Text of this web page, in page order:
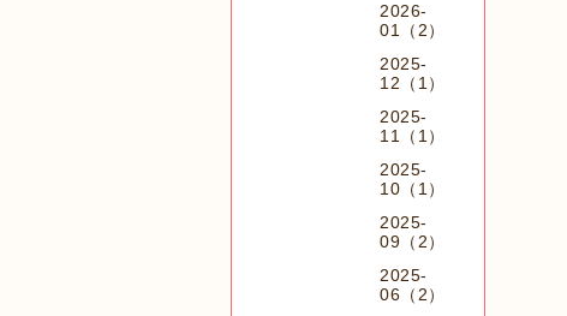
2026-
01（2）
2025-
12（1）
2025-
11（1）
2025-
10（1）
2025-
09（2）
2025-
06（2）